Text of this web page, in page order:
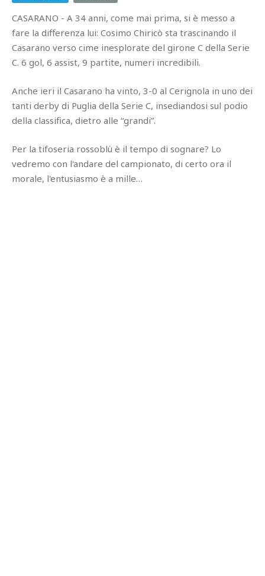
CASARANO - A 34 anni, come mai prima, si è messo a
fare la differenza lui: Cosimo Chiricò sta trascinando il
Casarano verso cime inesplorate del girone C della Serie
C. 6 gol, 6 assist, 9 partite, numeri incredibili.
Anche ieri il Casarano ha vinto, 3-0 al Cerignola in uno dei
tanti derby di Puglia della Serie C, insediandosi sul podio
della classifica, dietro alle “grandi”.
Per la tifoseria rossoblù è il tempo di sognare? Lo
vedremo con l'andare del campionato, di certo ora il
morale, l'entusiasmo è a mille…